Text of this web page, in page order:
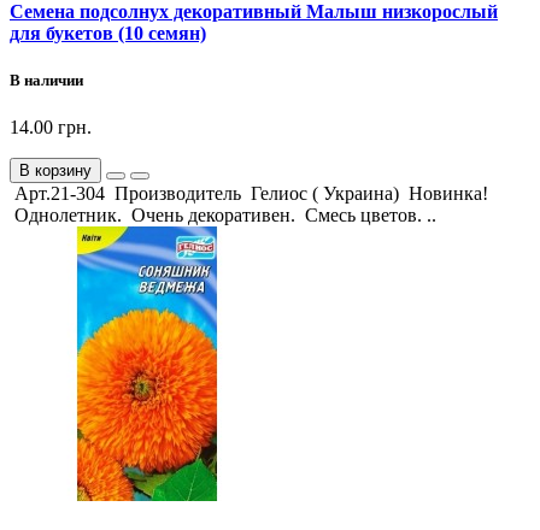
Семена подсолнух декоративный Малыш низкорослый
для букетов (10 семян)
В наличии
14.00 грн.
В корзину
Арт.21-304 Производитель Гелиос ( Украина) Новинка!
Однолетник. Очень декоративен. Смесь цветов. ..